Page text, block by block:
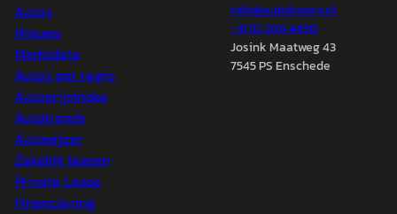
Auto's
Nieuws
Marktdata
Auto's per regio
Autoprijsindex
Autotrends
Autowijzer
Zakelijk leasen
Private Lease
Financiering
info@autokopen.nl
+31 53 208 4490
Josink Maatweg 43
7545 PS Enschede